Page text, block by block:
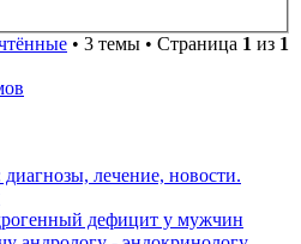
• 3 темы • Страница 1 из 1
лечение, новости.
дефицит у мужчин